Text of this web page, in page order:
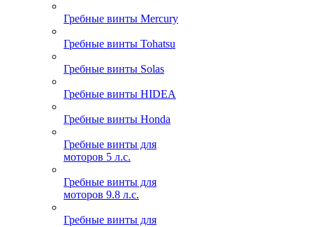
Гребные винты Mercury
Гребные винты Tohatsu
Гребные винты Solas
Гребные винты HIDEA
Гребные винты Honda
Гребные винты для
моторов 5 л.с.
Гребные винты для
моторов 9.8 л.с.
Гребные винты для